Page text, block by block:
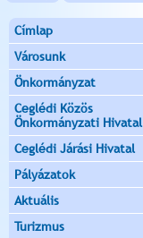
Címlap
Városunk
Önkormányzat
Ceglédi Közös
Önkormányzati Hivatal
Ceglédi Járási Hivatal
Pályázatok
Aktuális
Turizmus